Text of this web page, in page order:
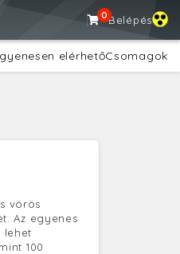
0Belépés
elérhetőCsomagok
vörös
Az egyenes
lehet
100